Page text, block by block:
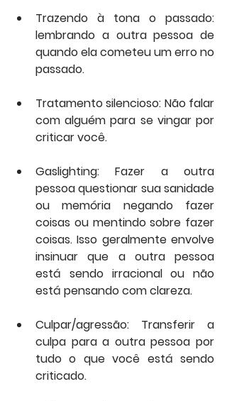
Trazendo à tona o passado:
lembrando a outra pessoa de
quando ela cometeu um erro no
passado.
Tratamento silencioso: Não falar
com alguém para se vingar por
criticar você.
Gaslighting: Fazer a outra
pessoa questionar sua sanidade
ou memória negando fazer
coisas ou mentindo sobre fazer
coisas. Isso geralmente envolve
insinuar que a outra pessoa
está sendo irracional ou não
está pensando com clareza.
Culpar/agressão: Transferir a
culpa para a outra pessoa por
tudo o que você está sendo
criticado.